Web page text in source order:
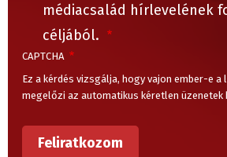
médiacsalád hírlevelének
céljából.
CAPTCHA
Ez a kérdés vizsgálja, hogy vajon ember-e
megelőzi az automatikus kéretlen üzenetek